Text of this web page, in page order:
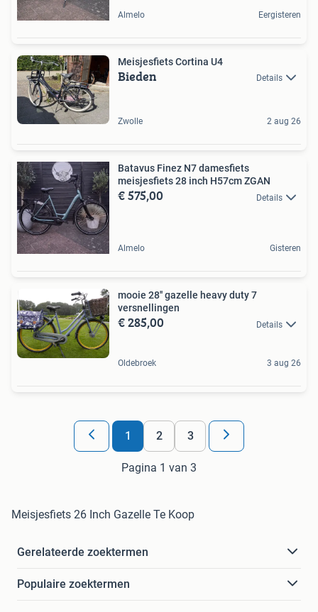
Almelo Eergisteren
Meisjesfiets Cortina U4
Bieden Details
Zwolle 2 aug 26
Batavus Finez N7 damesfiets
meisjesfiets 28 inch H57cm ZGAN
€ 575,00 Details
Almelo Gisteren
mooie 28'' gazelle heavy duty 7
versnellingen
€ 285,00 Details
Oldebroek 3 aug 26
1 2 3
Pagina 1 van 3
Meisjesfiets 26 Inch Gazelle Te Koop
Gerelateerde zoektermen
Populaire zoektermen